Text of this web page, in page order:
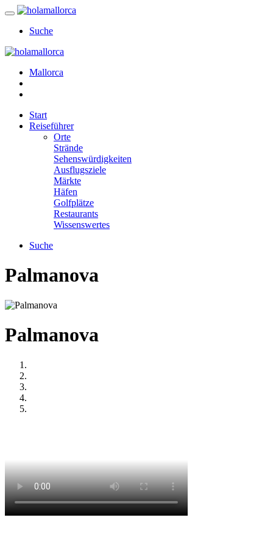
Suche
Mallorca
Start
Reiseführer
Orte
Strände
Sehenswürdigkeiten
Ausflugsziele
Märkte
Häfen
Golfplätze
Restaurants
Wissenswertes
Suche
Palmanova
Palmanova